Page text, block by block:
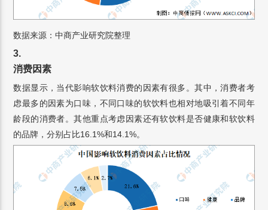
数据来源：中商产业研究院整理
3.
消费因素
数据显示，当代影响软饮料消费的因素有很多。其中，消费者考
虑最多的因素为口味，不同口味的软饮料也相对地吸引着不同年
龄段的消费者。其他重点考虑因素还有软饮料是否健康和软饮料
的品牌，分别占比16.1%和14.1%。